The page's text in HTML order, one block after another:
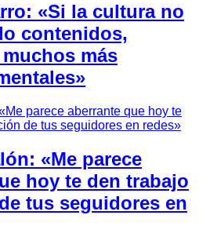
«Si la cultura no
contenidos,
más
«Me parece
hoy te den trabajo
tus seguidores en